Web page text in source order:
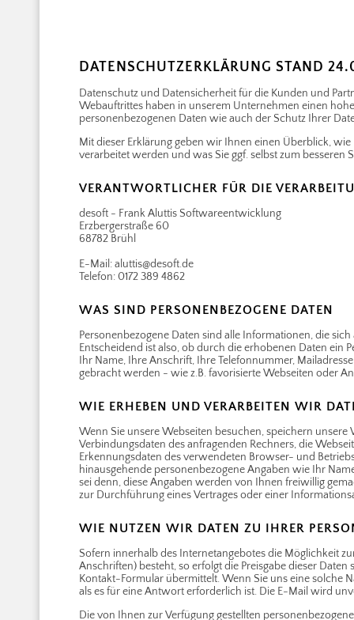
DATENSCHUTZERKLÄRUNG STAND
Datenschutz und Datensicherheit für die Kunden und
Webauftrittes haben in unserem Unternehmen einen
personenbezogenen Daten wie auch der Schutz Ihrer
Mit dieser Erklärung geben wir Ihnen einen Überblick,
verarbeitet werden und was Sie ggf. selbst zum besseren
VERANTWORTLICHER FÜR DIE
desoft - Frank Aluttis Softwareentwicklung
Erzbergerstraße 60
68782 Brühl
E-Mail: aluttis@desoft.de
Telefon: 0172 389 4862
WAS SIND PERSONENBEZOGENE DATEN
Personenbezogene Daten sind alle Informationen, die
Entscheidend ist also, ob durch die erhobenen Daten ein
Ihr Name, Ihre Anschrift, Ihre Telefonnummer,
gebracht werden - wie z.B. favorisierte Webseiten oder
WIE ERHEBEN UND VERARBEITEN WIR
Wenn Sie unsere Webseiten besuchen, speichern
Verbindungsdaten des anfragenden Rechners, die
Erkennungsdaten des verwendeten Browser- und
hinausgehende personenbezogene Angaben wie Ihr
sei denn, diese Angaben werden von Ihnen freiwillig
zur Durchführung eines Vertrages oder einer
WIE NUTZEN WIR DATEN ZU IHRER
Sofern innerhalb des Internetangebotes die Möglichkeit
Anschriften) besteht, so erfolgt die Preisgabe dieser
Kontakt-Formular übermittelt. Wenn Sie uns eine solche
als es für eine Antwort erforderlich ist. Die E-Mail wird
Die von Ihnen zur Verfügung gestellten